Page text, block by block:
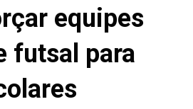
equipes
futsal para